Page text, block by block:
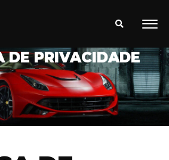
DE PRIVACIDADE